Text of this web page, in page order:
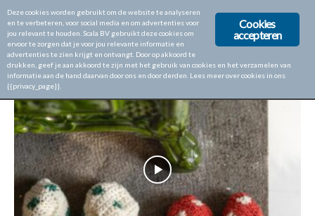
Home Tags Omkeerbare sloffen
TAG: OMKEERBARE SLOFFEN
Cookies
accepteren
Deze cookies worden gebruikt om de website te analyseren
en te verbeteren, voor social media en om advertenties voor
jou relevant te houden. Scala BV gebruikt deze cookies om
ervoor te zorgen dat je voor jou relevante informatie en
advertenties te zien krijgt en ontvangt. Door op akkoord te
drukken, geef je aan akkoord te zijn met het gebruik van cookies en het verzamelen van
informatie aan de hand daarvan door ons en door derden. Lees meer over cookies in ons
{{privacy_page}}.